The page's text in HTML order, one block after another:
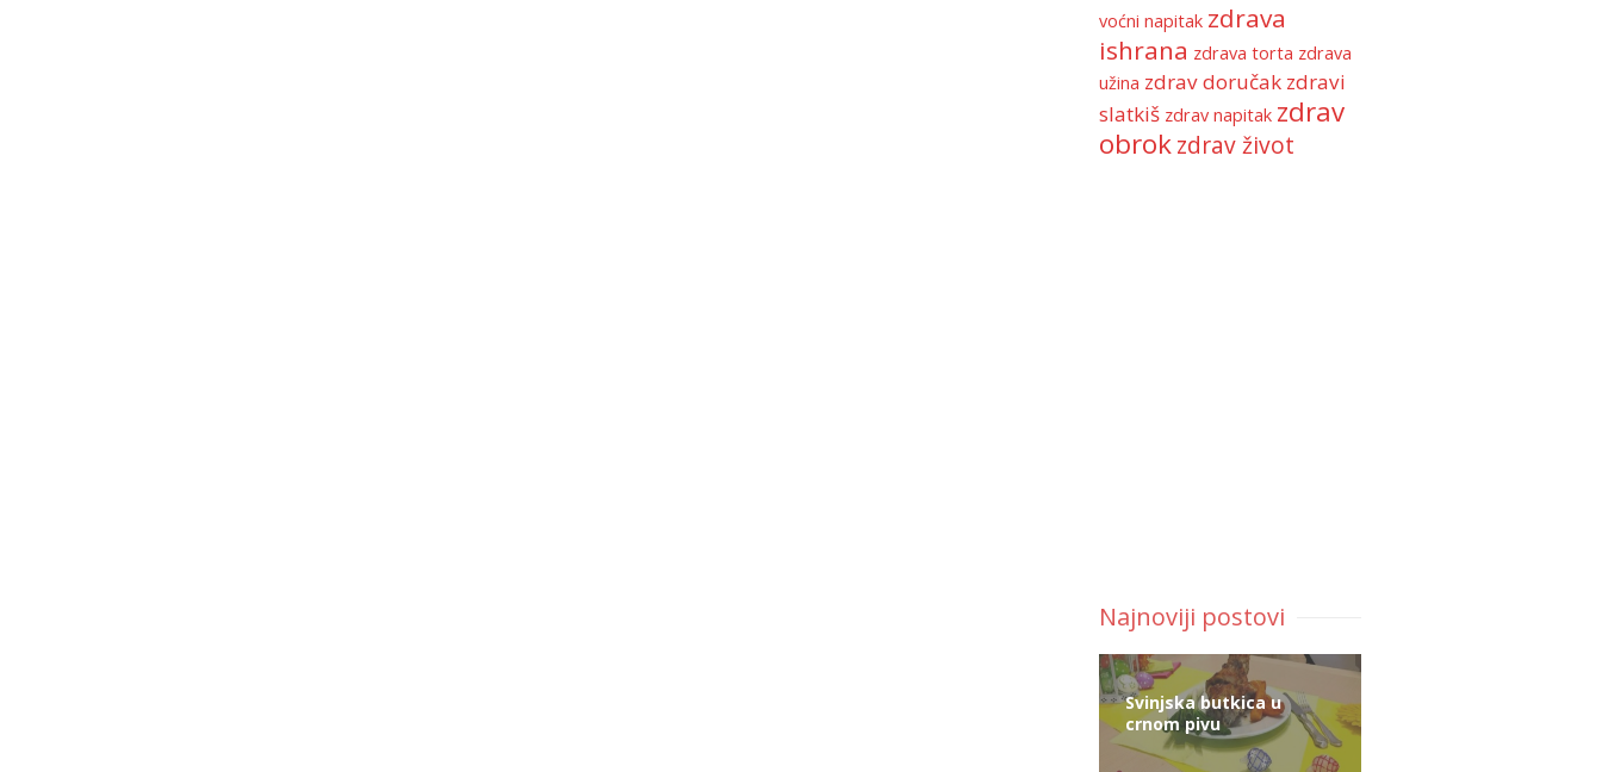
voćni napitak zdrava
ishrana zdrava torta zdrava
užina zdrav doručak zdravi
slatkiš zdrav napitak zdrav
obrokzdrav život
Najnoviji postovi
Svinjska butkica u
crnom pivu